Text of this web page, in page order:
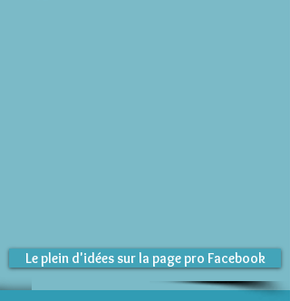
Le plein d'idées sur la page pro Facebook